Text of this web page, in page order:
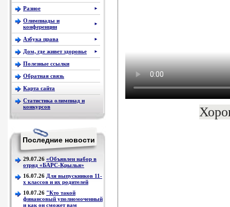
Разное ►
Олимпиады и
конференции
►
Азбука права ►
Дом, где живет здоровье ►
Полезные ссылки
Обратная связь
Карта сайта
Статистика олимпиад и
конкурсов
Последние новости
29.07.26 «Объявлен набор в
отряд «БАРС-Крылья»
16.07.26 Для выпускников 11-
х классов и их родителей
10.07.26 "Кто такой
финансовый уполномоченный
и как он сможет вам